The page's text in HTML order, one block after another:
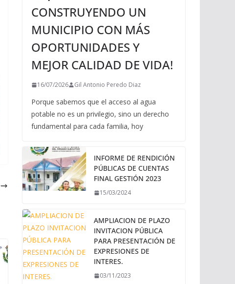
CONSTRUYENDO UN
MUNICIPIO CON MÁS
OPORTUNIDADES Y
MEJOR CALIDAD DE VIDA!
16/07/2026 Gil Antonio Peredo Diaz
Porque sabemos que el acceso al agua
potable no es un privilegio, sino un derecho
fundamental para cada familia, hoy
INFORME DE RENDICIÓN
PÚBLICAS DE CUENTAS
FINAL GESTIÓN 2023
15/03/2024
AMPLIACION DE PLAZO
INVITACION PÚBLICA
PARA PRESENTACIÓN DE
EXPRESIONES DE
INTERES.
03/11/2023